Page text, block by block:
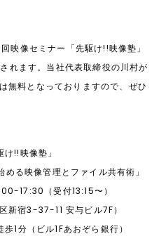
映像セミナー「先駆け!!映像塾」
れます。当社代表取締役の川村が
無料となっておりますので、ぜひ
!!映像塾」
る映像管理とファイル共有術」
17:30（受付13:15〜）
新宿3-37-11 安与ビル7F）
（ビル1Fあおぞら銀行）